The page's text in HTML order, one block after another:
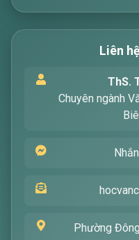
tìm kiếm các bài viết
khóa mà bạn quan
Liên
ThS.
Chuyên ngành
Phường